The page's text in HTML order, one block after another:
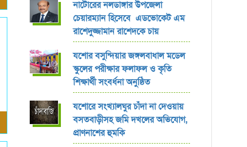
নাটোরের নলডাঙ্গার উপজেলা
চেয়ারম্যান হিসেবে এডভোকেট এম
রাশেদুজ্জামান রাশেদকে চায়
যশোর বসুন্দিয়ার জঙ্গলবাধাল মডেল
স্কুলের পরীক্ষার ফলাফল ও কৃতি
শিক্ষার্থী সংবর্ধনা অনুষ্ঠিত
যশোরে সংখ্যালঘুর চাঁদা না দেওয়ায়
বসতবাড়ীসহ জমি দখলের অভিযোগ,
প্রাণনাশের হুমকি